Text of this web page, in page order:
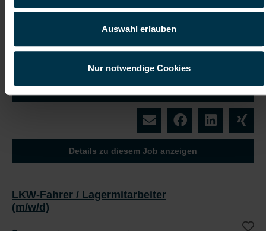
Auswahl erlauben
Nur notwendige Cookies
Details zu diesem Job anzeigen
LKW-Fahrer / Lagermitarbeiter
(m/w/d)